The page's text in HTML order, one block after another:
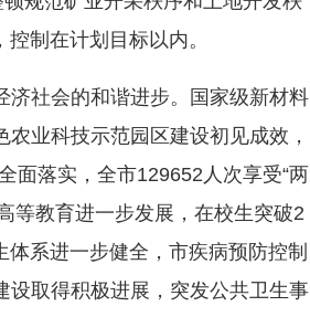
制在计划目标以内。
社会的和谐进步。国家级新材料
业科技示范园区建设初见成效，
面落实，全市129652人次享受“两
等教育进一步发展，在校生突破2
系进一步健全，市疾病预防控制
设取得积极进展，突发公共卫生事